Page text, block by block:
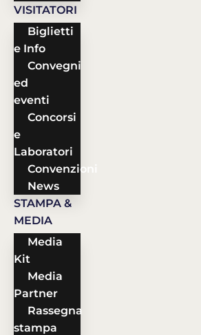
VISITATORI
Biglietti
e Info
Convegni
ed
eventi
Concorsi
e
Laboratori
Convenzioni
News
STAMPA &
MEDIA
Media
Kit
Media
Partner
Rassegna
stampa